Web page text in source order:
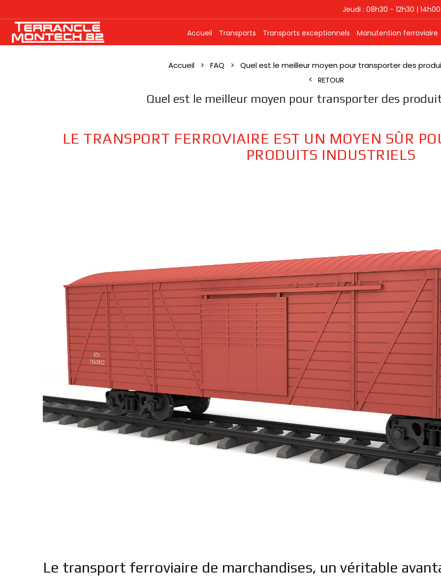
Jeudi : 08h30 - 12h30 |
Accueil Transports Transports exceptionnels Manutention ferroviaire
Accueil FAQ Quel est le meilleur moyen pour transporter des
RETOUR
Quel est le meilleur moyen pour transporter des
LE TRANSPORT FERROVIAIRE EST UN MOYEN SÛR
PRODUITS INDUSTRIELS
Le transport ferroviaire de marchandises, un véritable